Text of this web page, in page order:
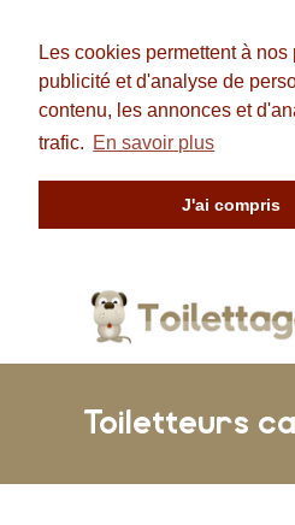
Les cookies permettent à
publicité et d'analyse de
contenu, les annonces et
trafic. En savoir plus
J'ai compris
Toiletteurs